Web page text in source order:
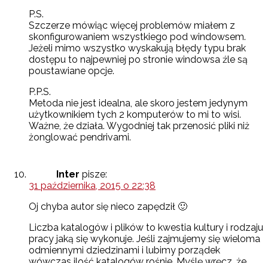
P.S.
Szczerze mówiąc więcej problemów miałem z
skonfigurowaniem wszystkiego pod windowsem.
Jeżeli mimo wszystko wyskakują błędy typu brak
dostępu to najpewniej po stronie windowsa źle są
poustawiane opcje.
P.P.S.
Metoda nie jest idealna, ale skoro jestem jedynym
użytkownikiem tych 2 komputerów to mi to wisi.
Ważne, że działa. Wygodniej tak przenosić pliki niż
żonglować pendrivami.
Inter pisze:
31 października, 2015 o 22:38
Oj chyba autor się nieco zapędził 🙂
Liczba katalogów i plików to kwestia kultury i rodzaju
pracy jaką się wykonuje. Jeśli zajmujemy się wieloma
odmiennymi dziedzinami i lubimy porządek